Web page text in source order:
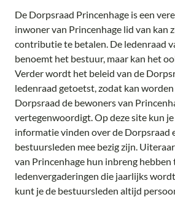
De Dorpsraad Princenhage is een
inwoner van Princenhage lid van kan
contributie te betalen. De ledenraad
benoemt het bestuur, maar kan het
Verder wordt het beleid van de
ledenraad getoetst, zodat kan
Dorpsraad de bewoners van
vertegenwoordigt. Op deze site kun
informatie vinden over de Dorpsraad
bestuursleden mee bezig zijn.
van Princenhage hun inbreng hebben
ledenvergaderingen die jaarlijks
kunt je de bestuursleden altijd